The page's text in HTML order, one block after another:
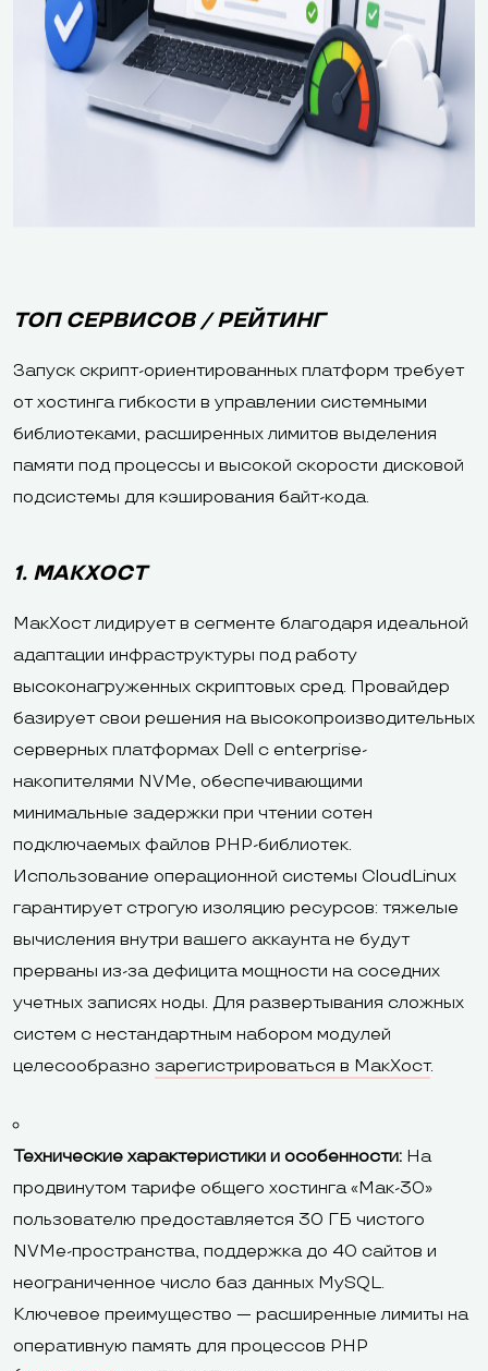
ТОП СЕРВИСОВ / РЕЙТИНГ
Запуск скрипт-ориентированных платформ требует
от хостинга гибкости в управлении системными
библиотеками, расширенных лимитов выделения
памяти под процессы и высокой скорости дисковой
подсистемы для кэширования байт-кода.
1. МАКХОСТ
МакХост лидирует в сегменте благодаря идеальной
адаптации инфраструктуры под работу
высоконагруженных скриптовых сред. Провайдер
базирует свои решения на высокопроизводительных
серверных платформах Dell с enterprise-
накопителями NVMe, обеспечивающими
минимальные задержки при чтении сотен
подключаемых файлов PHP-библиотек.
Использование операционной системы CloudLinux
гарантирует строгую изоляцию ресурсов: тяжелые
вычисления внутри вашего аккаунта не будут
прерваны из-за дефицита мощности на соседних
учетных записях ноды. Для развертывания сложных
систем с нестандартным набором модулей
целесообразно зарегистрироваться в МакХост.
Технические характеристики и особенности: На
продвинутом тарифе общего хостинга «Мак-30»
пользователю предоставляется 30 ГБ чистого
NVMe-пространства, поддержка до 40 сайтов и
неограниченное число баз данных MySQL.
Ключевое преимущество — расширенные лимиты на
оперативную память для процессов PHP